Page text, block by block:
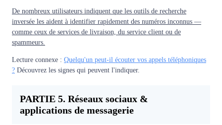
De nombreux utilisateurs indiquent que les outils de recherche
inversée les aident à identifier rapidement des numéros inconnus —
comme ceux de services de livraison, du service client ou de
spammeurs.
Lecture connexe : Quelqu'un peut-il écouter vos appels téléphoniques
? Découvrez les signes qui peuvent l'indiquer.
PARTIE 5. Réseaux sociaux &
applications de messagerie